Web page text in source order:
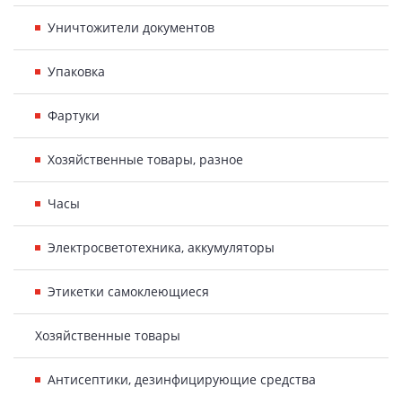
Уничтожители документов
Упаковка
Фартуки
Хозяйственные товары, разное
Часы
Электросветотехника, аккумуляторы
Этикетки самоклеющиеся
Хозяйственные товары
Антисептики, дезинфицирующие средства